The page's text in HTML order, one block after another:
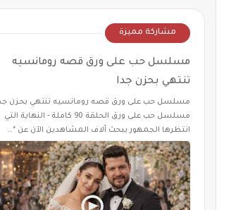
مشاركة مميزة
مسلسل حب على ورق قصه رومانسيه
تنتهي بحزن جدا
مسلسل حب على ورق قصه رومانسيه تنتهي بحزن
مسلسل حب على ورق الحلقة 90 كاملة - النهاية التي
انتظرها الجمهور يبحث آلاف المشاهدين الآن عن *…